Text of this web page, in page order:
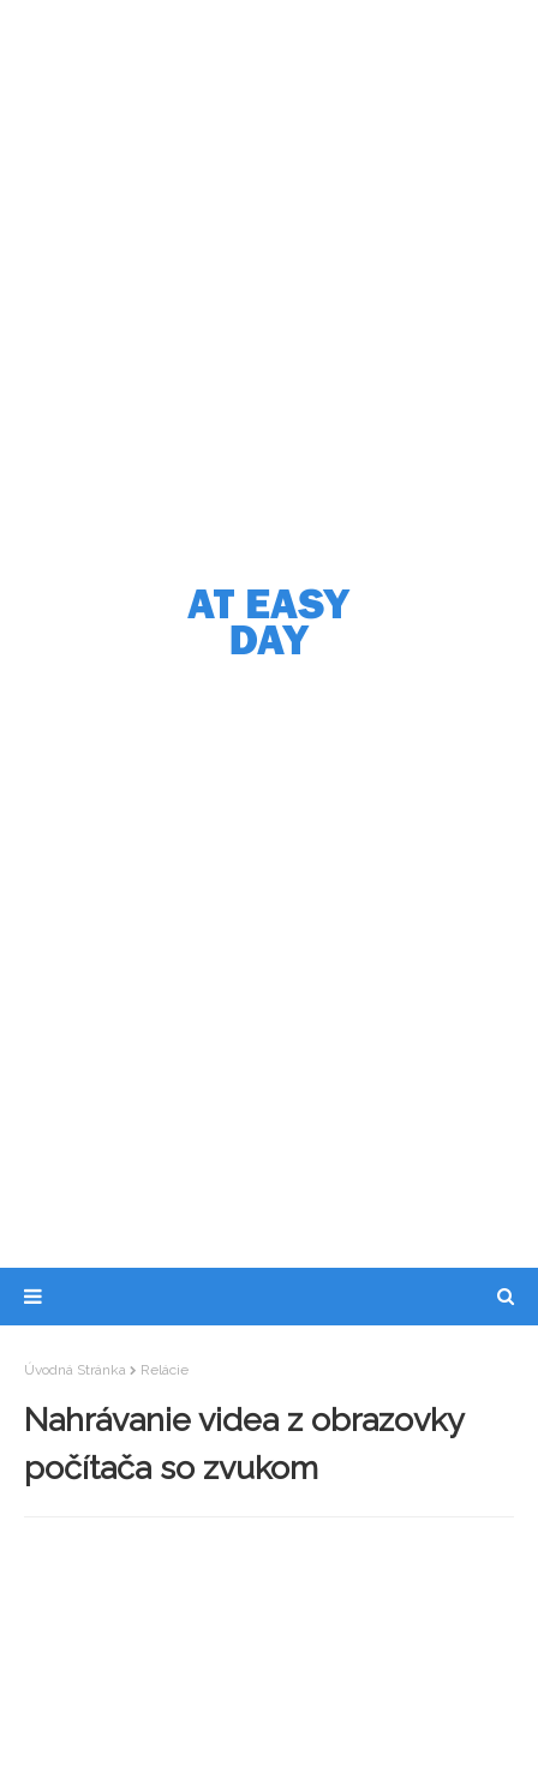
Úvodná Stránka Relácie
Nahrávanie videa z obrazovky
počítača so zvukom